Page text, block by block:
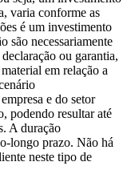
varia conforme as
é um investimento
são necessariamente
ou garantia,
em relação a
e do setor
podendo resultar até
A duração
longo prazo. Não há
neste tipo de